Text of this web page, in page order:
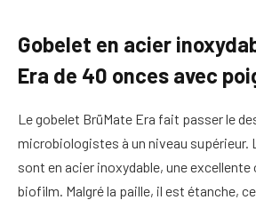
Gobelet en acier
Era de 40 onces avec
Le gobelet BrüMate Era fait passer le
microbiologistes à un niveau supérieur.
sont en acier inoxydable, une
biofilm. Malgré la paille, il est étanche,